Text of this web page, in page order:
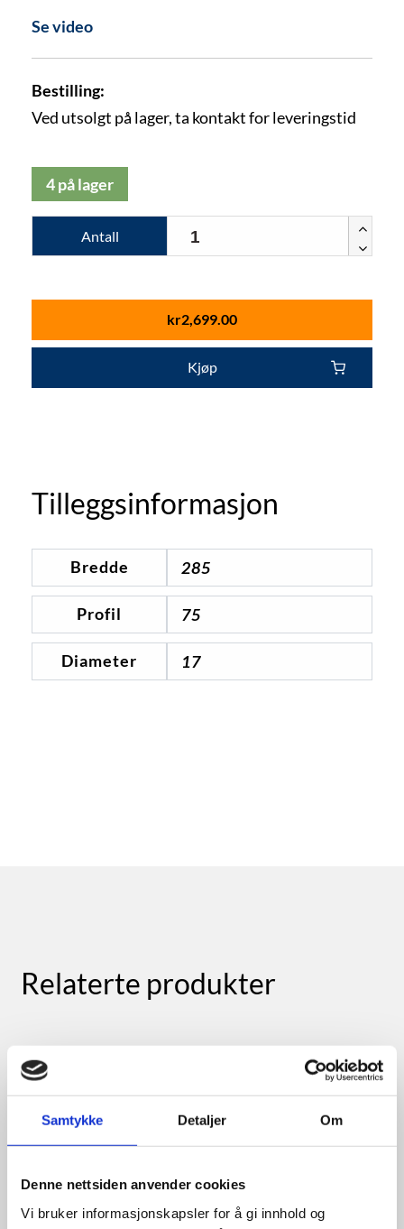
Samtykke Detaljer Om
Denne nettsiden anvender cookies
Vi bruker informasjonskapsler for å gi innhold og
Se video
Bestilling:
Ved utsolgt på lager, ta kontakt for leveringstid
4 på lager
Antall
kr2,699.00
Kjøp
Tilleggsinformasjon
Bredde 285
Profil 75
Diameter 17
Relaterte produkter